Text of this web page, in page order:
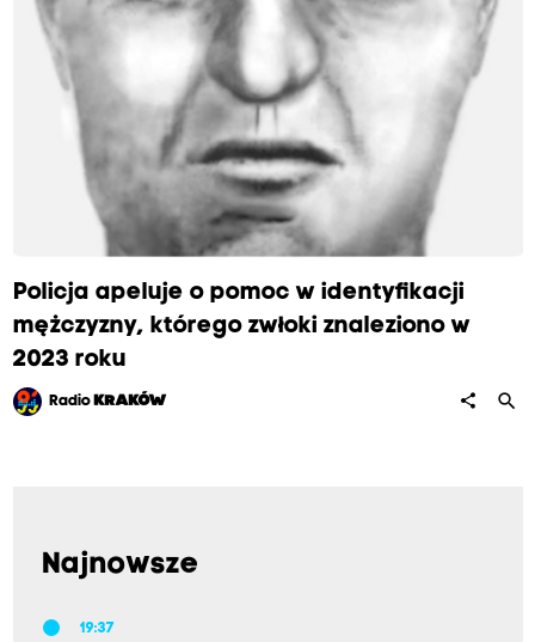
Policja apeluje o pomoc w identyfikacji
mężczyzny, którego zwłoki znaleziono w
2023 roku
Radio KRAKÓW share search
Najnowsze
19:37